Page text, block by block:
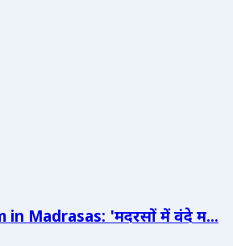
in Madrasas: 'मदरसों में वंदे म...